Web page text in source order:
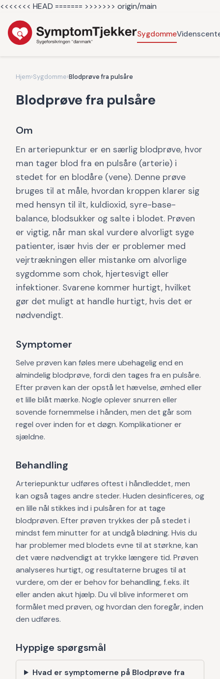
<<<<<<< HEAD ======= >>>>>>> origin/main
Sygdomme
Hjem›Sygdomme›Blodprøve fra pulsåre
Blodprøve fra pulsåre
Om
En arteriepunktur er en særlig blodprøve, hvor
man tager blod fra en pulsåre (arterie) i
stedet for en blodåre (vene). Denne prøve
bruges til at måle, hvordan kroppen klarer sig
med hensyn til ilt, kuldioxid, syre-base-
balance, blodsukker og salte i blodet. Prøven
er vigtig, når man skal vurdere alvorligt syge
patienter, især hvis der er problemer med
vejrtrækningen eller mistanke om alvorlige
sygdomme som chok, hjertesvigt eller
infektioner. Svarene kommer hurtigt, hvilket
gør det muligt at handle hurtigt, hvis det er
nødvendigt.
Symptomer
Selve prøven kan føles mere ubehagelig end en
almindelig blodprøve, fordi den tages fra en pulsåre.
Efter prøven kan der opstå let hævelse, ømhed eller
et lille blåt mærke. Nogle oplever snurren eller
sovende fornemmelse i hånden, men det går som
regel over inden for et døgn. Komplikationer er
sjældne.
Behandling
Arteriepunktur udføres oftest i håndleddet, men
kan også tages andre steder. Huden desinficeres, og
en lille nål stikkes ind i pulsåren for at tage
blodprøven. Efter prøven trykkes der på stedet i
mindst fem minutter for at undgå blødning. Hvis du
har problemer med blodets evne til at størkne, kan
det være nødvendigt at trykke længere tid. Prøven
analyseres hurtigt, og resultaterne bruges til at
vurdere, om der er behov for behandling, f.eks. ilt
eller anden akut hjælp. Du vil blive informeret om
formålet med prøven, og hvordan den foregår, inden
den udføres.
Hyppige spørgsmål
Hvad er symptomerne på Blodprøve fra